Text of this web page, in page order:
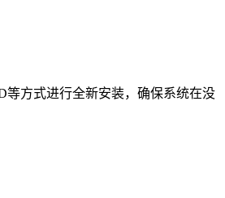
等方式进行全新安装，确保系统在没